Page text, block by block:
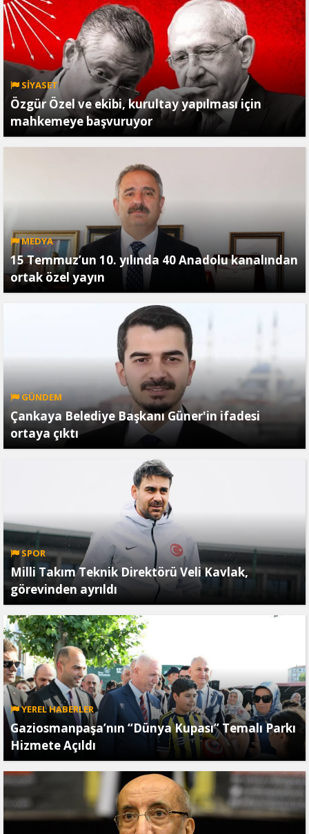
SİYASET
Özgür Özel ve ekibi, kurultay yapılması için
mahkemeye başvuruyor
MEDYA
15 Temmuz’un 10. yılında 40 Anadolu kanalından
ortak özel yayın
GÜNDEM
Çankaya Belediye Başkanı Güner'in ifadesi
ortaya çıktı
SPOR
Milli Takım Teknik Direktörü Veli Kavlak,
görevinden ayrıldı
YEREL HABERLER
Gaziosmanpaşa’nın “Dünya Kupası” Temalı Parkı
Hizmete Açıldı